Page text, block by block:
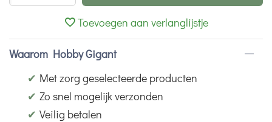
Toevoegen aan verlanglijstje
Waarom Hobby Gigant
✔ Met zorg geselecteerde producten
✔ Zo snel mogelijk verzonden
✔ Veilig betalen